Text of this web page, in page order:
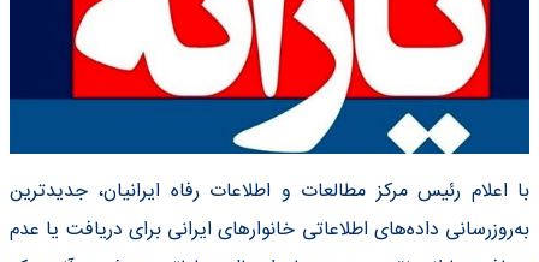
با اعلام رئیس مرکز مطالعات و اطلاعات رفاه ایرانیان، جدید‌ترین
به‌روز‌رسانی داده‌های اطلاعاتی خانوارهای ایرانی برای دریافت یا عدم